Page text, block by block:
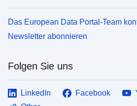
Das European Data Portal-Team
Newsletter abonnieren
Folgen Sie uns
LinkedIn Facebook